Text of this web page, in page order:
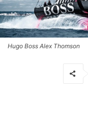
Hugo Boss Alex Thomson